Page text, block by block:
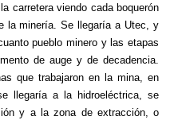
carretera viendo cada boquerón
la minería. Se llegaría a Utec, y
pueblo minero y las etapas
de auge y de decadencia.
que trabajaron en la mina, en
llegaría a la hidroeléctrica, se
y a la zona de extracción, o